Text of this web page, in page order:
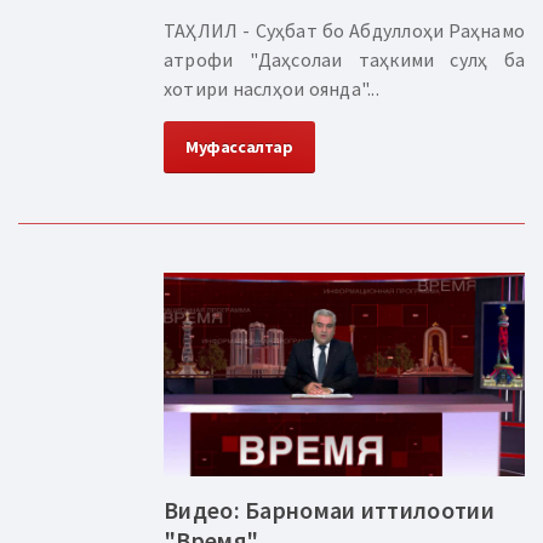
ТАҲЛИЛ - Суҳбат бо Абдуллоҳи Раҳнамо
атрофи "Даҳсолаи таҳкими сулҳ ба
хотири наслҳои оянда"...
Муфассалтар
Видео: Барномаи иттилоотии